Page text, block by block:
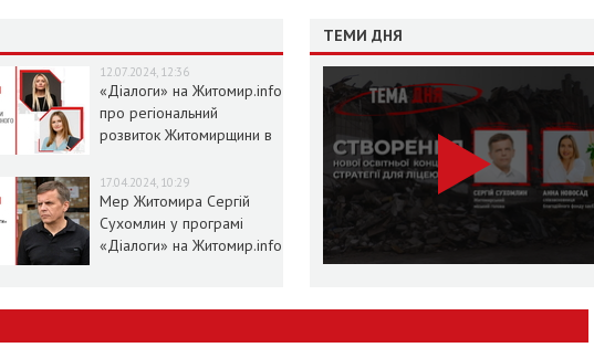
12.07.2024, 12:36
«Діалоги» на Житомир.info
про регіональний
розвиток Житомирщини в
17.04.2024, 10:29
Мер Житомира Сергій
Сухомлин у програмі
«Діалоги» на Житомир.info
ТЕМИ ДНЯ